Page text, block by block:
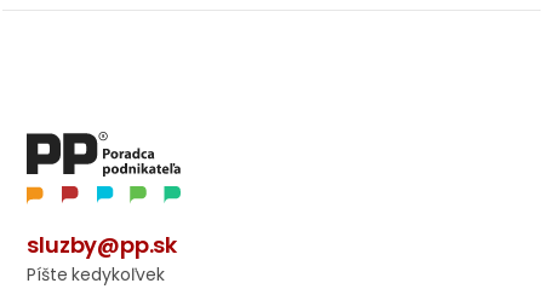
sluzby@pp.sk
Píšte kedykoľvek